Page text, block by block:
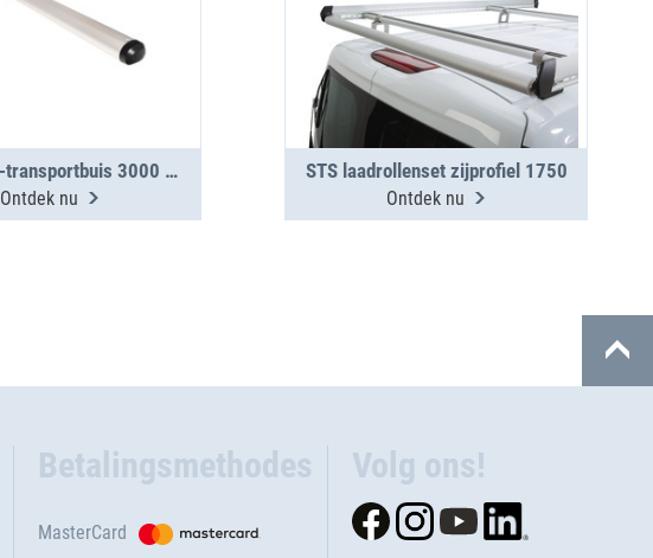
TopSystem-transportbuis 3000 mm met 2 segmenten
Ontdek nu
STS laadrollenset zijprofiel 1750
Ontdek nu
Betalingsmethodes
MasterCard
Volg ons!